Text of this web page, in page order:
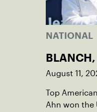
NATIONAL
August 11,
Top
Ahn won the